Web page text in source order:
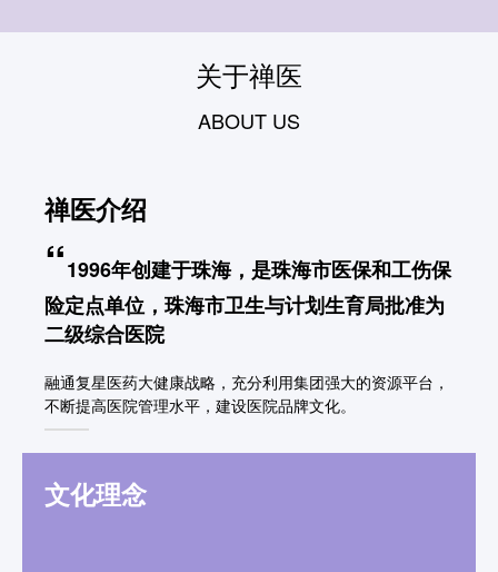
关于禅医
ABOUT US
禅医介绍
“1996年创建于珠海，是珠海市医保和工伤保
险定点单位，珠海市卫生与计划生育局批准为
二级综合医院
融通复星医药大健康战略，充分利用集团强大的资源平台，
不断提高医院管理水平，建设医院品牌文化。
文化理念